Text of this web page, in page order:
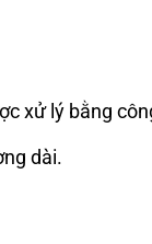
xử lý bằng
dài.